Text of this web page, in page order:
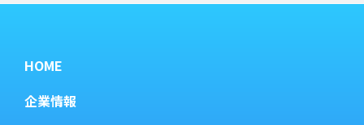
HOME
企業情報